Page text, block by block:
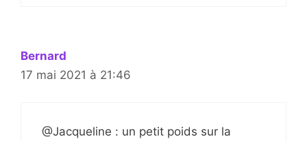
Bernard
17 mai 2021 à 21:46
@Jacqueline : un petit poids sur la